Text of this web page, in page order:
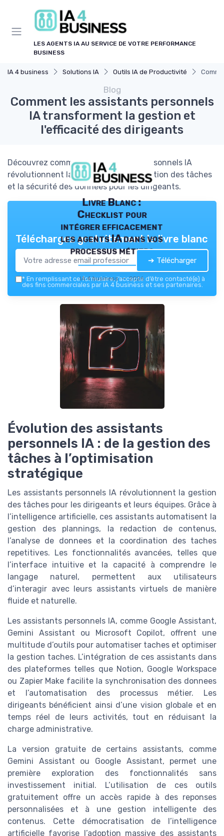
LES AGENTS IA AU SERVICE DE VOTRE PERFORMANCE
BUSINESS
IA 4 business Solutions IA Outils IA de Productivité
Blog
Comment les assistants personnels
IA transforment la gestion et
l'efficacité des dirigeants
Découvrez comment les assistants personnels IA
révolutionnent la gestion, l’automatisation des tâches
et la sécurité des données pour les dirigeants.
Livre Blanc :
Checklist pour
intégrer efficacement
les agents IA dans vos
processus métiers
IA 4 business — 2026
Téléchargez gratuitement le livre blanc
➔ Télécharger
* En remplissant ce formulaire, j’accepte d’être contacté(e) à
des fins commerciales par IA 4 business et ses partenaires.
Évolution des assistants
personnels IA : de la gestion des
tâches à l’optimisation
stratégique
Les assistants personnels IA révolutionnent la gestion
des tâches pour les dirigeants et leurs équipes. Grâce à
l’intelligence artificielle, ces assistants automatisent la
gestion des plannings, la redaction de contenus,
l’analyse de donnees et la coordination des taches
repetitives. Les fonctionnalités avancées, telles que
l’interface intuitive et la capacité à comprendre le
langage naturel, permettent aux utilisateurs
d’interagir avec leurs assistants virtuels de manière
fluide et naturelle.
Les assistants personnels IA, comme Google Assistant,
Gemini Assistant ou Microsoft Copilot, offrent une
multitude d’outils pour automatiser taches et optimiser
la gestion taches. L’intégration de ces assistants dans
des plateformes telles que Notion, Google Workspace
ou Zapier Make facilite la synchronisation des donnees
et l’automatisation des processus métier. Les
dirigeants bénéficient ainsi d’une vision globale et en
temps réel de leurs activités, tout en réduisant la
charge administrative.
La version gratuite de certains assistants, comme
Gemini Assistant ou Google Assistant, permet une
première exploration des fonctionnalités sans
investissement initial. L’utilisation de ces outils
gratuitement offre un accès rapide à des reponses
personnalisées et à une gestion intelligente des
contenus. Cette démocratisation de l’intelligence
artificielle favorise l’adoption massive des assistants